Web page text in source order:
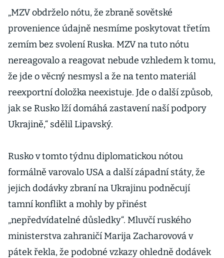
„MZV obdrželo nótu, že zbraně sovětské
provenience údajně nesmíme poskytovat třetím
zemím bez svolení Ruska. MZV na tuto nótu
nereagovalo a reagovat nebude vzhledem k tomu,
že jde o věcný nesmysl a že na tento materiál
reexportní doložka neexistuje. Jde o další způsob,
jak se Rusko lží domáhá zastavení naší podpory
Ukrajině,“ sdělil Lipavský.
Rusko v tomto týdnu diplomatickou nótou
formálně varovalo USA a další západní státy, že
jejich dodávky zbraní na Ukrajinu podněcují
tamní konflikt a mohly by přinést
„nepředvídatelné důsledky“. Mluvčí ruského
ministerstva zahraničí Marija Zacharovová v
pátek řekla, že podobné vzkazy ohledně dodávek